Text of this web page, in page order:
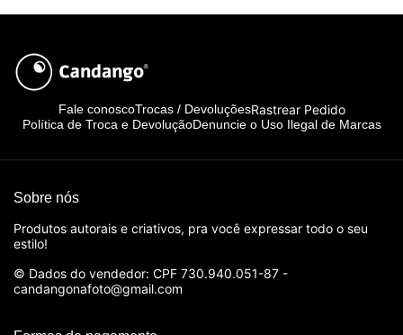
Fale conoscoTrocas / DevoluçõesRastrear Pedido
Política de Troca e DevoluçãoDenuncie o Uso Ilegal de Marcas
Sobre nós
Produtos autorais e criativos, pra você expressar todo o seu
estilo!
© Dados do vendedor: CPF 730.940.051-87 -
candangonafoto@gmail.com